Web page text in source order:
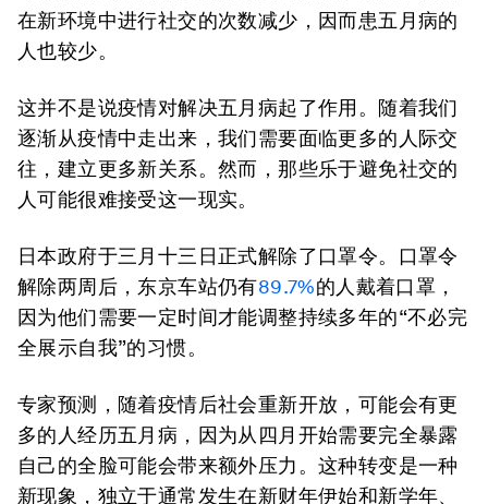
在新环境中进行社交的次数减少，因而患五月病的
人也较少。
这并不是说疫情对解决五月病起了作用。随着我们
逐渐从疫情中走出来，我们需要面临更多的人际交
往，建立更多新关系。然而，那些乐于避免社交的
人可能很难接受这一现实。
日本政府于三月十三日正式解除了口罩令。口罩令
解除两周后，东京车站仍有89.7%的人戴着口罩，
因为他们需要一定时间才能调整持续多年的“不必完
全展示自我”的习惯。
专家预测，随着疫情后社会重新开放，可能会有更
多的人经历五月病，因为从四月开始需要完全暴露
自己的全脸可能会带来额外压力。这种转变是一种
新现象，独立于通常发生在新财年伊始和新学年、